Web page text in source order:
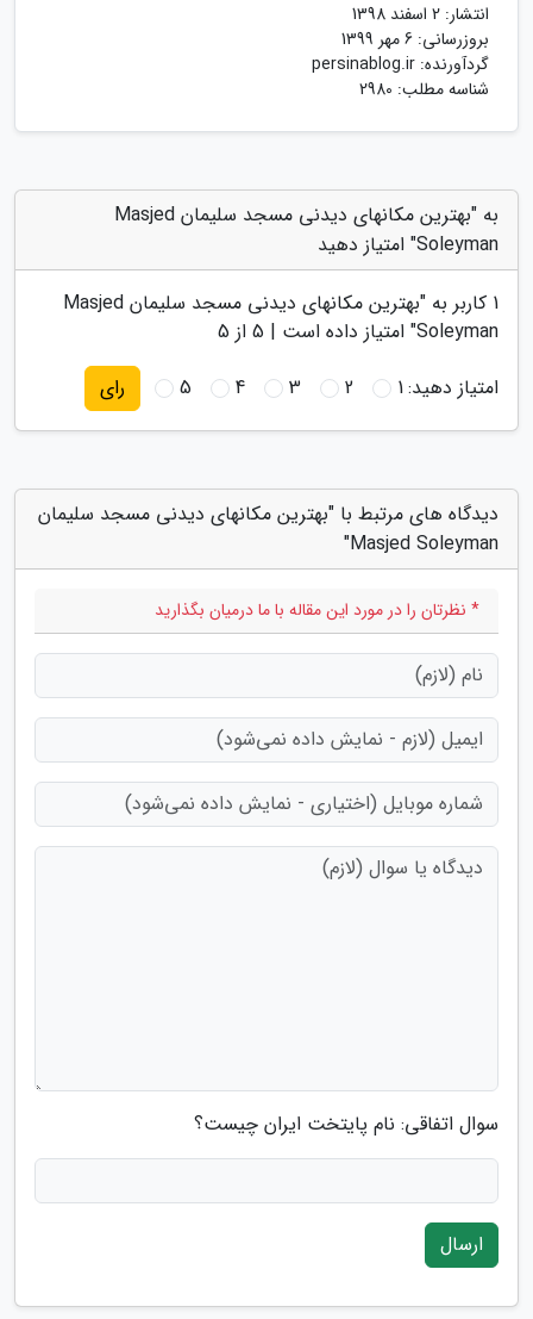
انتشار: 2 اسفند 1398
بروزرسانی: 6 مهر 1399
گردآورنده: persinablog.ir
شناسه مطلب: 2980
به "بهترین مکانهای دیدنی مسجد سلیمان Masjed
Soleyman" امتیاز دهید
1 کاربر به "
بهترین مکانهای دیدنی مسجد سلیمان Masjed
Soleyman" امتیاز داده است | 5 از 5
امتیاز دهید:1
2
3
4
5 رای
دیدگاه های مرتبط با "بهترین مکانهای دیدنی مسجد سلیمان
Masjed Soleyman"
* نظرتان را در مورد این مقاله با ما درمیان بگذارید
سوال اتفاقی: نام پایتخت ایران چیست؟
ارسال